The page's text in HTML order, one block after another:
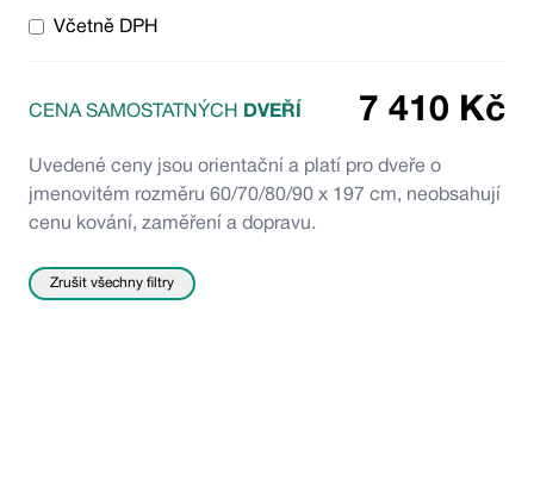
Včetně DPH
CENA SAMOSTATNÝCH DVEŘÍ 7 410 Kč
Uvedené ceny jsou orientační a platí pro dveře o
jmenovitém rozměru 60/70/80/90 x 197 cm, neobsahují
cenu kování, zaměření a dopravu.
Zrušit všechny filtry